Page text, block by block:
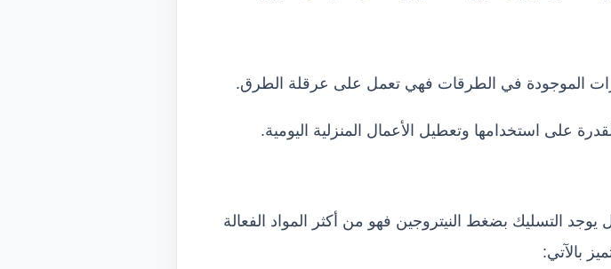
الموجودة في الطرقات فهي تعمل على عرقلة الطرق.
على استخدامها وتعطيل الأعمال المنزلية اليومية.
التسليك بضغط النيتروجين فهو من أكثر المواد الفعالة
بالآتي: